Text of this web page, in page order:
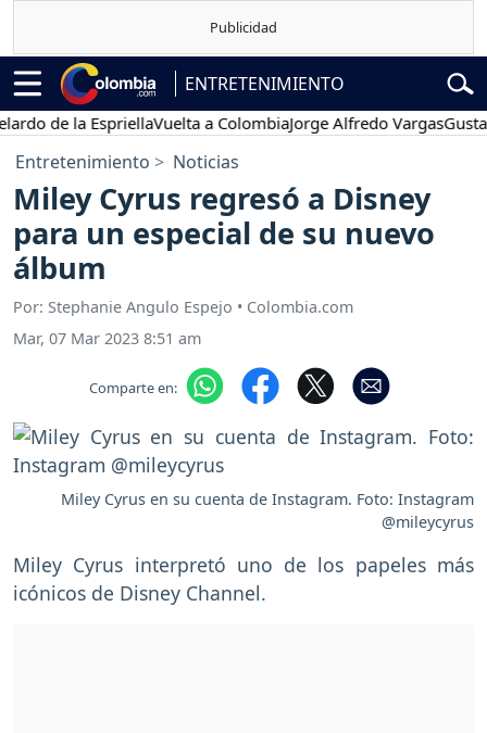
ENTRETENIMIENTO
la EspriellaVuelta a ColombiaJorge Alfredo VargasGustavo
Entretenimiento Noticias
Miley Cyrus regresó a Disney
para un especial de su nuevo
álbum
Por: Stephanie Angulo Espejo • Colombia.com
Mar, 07 Mar 2023 8:51 am
Comparte en:
Miley Cyrus en su cuenta de Instagram. Foto: Instagram
@mileycyrus
Miley Cyrus interpretó uno de los papeles más
icónicos de Disney Channel.